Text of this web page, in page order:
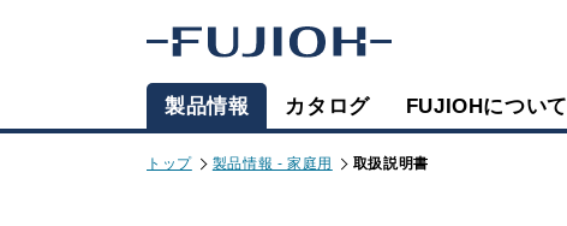
製品情報 カタログ FUJIOHについて
トップ 製品情報 - 家庭用 取扱説明書